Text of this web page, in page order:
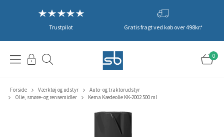
Trustpilot Gratis fragt ved køb over 498kr.*
0
Forside Værktøj og udstyr
Auto- og traktorudstyr
Olie, smøre- og rensemidler
Kema Kædeolie KK-2002 500 ml